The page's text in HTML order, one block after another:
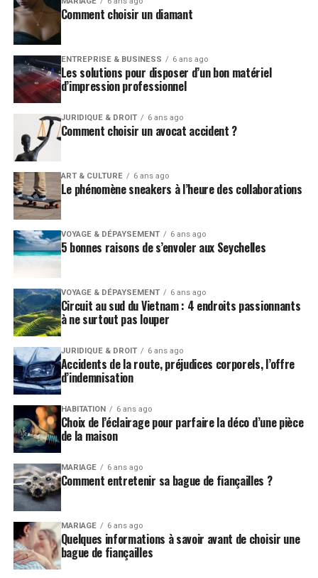
différentes selon le choix !
Les matériels et accessoires
incontournables pour être un vrai
clown !
Le costume et le maquillage ne suffisent pas pour
entrer dans la peau d’un vrai clown ! Il faut également
s’équiper, car le clown parfait ne s’en sépare jamais. On
peut notamment citer : la paire de bretelles, l’éventail,
la trompette, les boutons loufoques et sans oublier le
nœud papillon géant multicolore ! Et bien sûr on peut
également accompagner ses numéros de pitrerie avec
des parties de jonglage par exemple. Tout ça au son
d’une bonne musique (de préférence en accord avec le
thème du spectacle), qui apportera une merveilleuse
ambiance à l’animation. Et c’est encore mieux quand on
fait les fous à 2 ! Les enfants seront plus que ravis
d’assister aux spectacles qui les feront s’écrouler de rire.
Connu et adoré de tous, le clown fait un tabac partout
où il va ! Et maintenant qu’on a toutes les cartes en
mains pour endosser parfaitement le costume d’un
clown à la perfection, il est maintenant temps
d’inventer des numéros à mourir de rire !
Comment choisir un diamant
ENTREPRISE & BUSINESS 6 ans ago
Les solutions pour disposer d’un bon matériel
d’impression professionnel
JURIDIQUE & DROIT 6 ans ago
Comment choisir un avocat accident ?
ART & CULTURE 6 ans ago
Le phénomène sneakers à l’heure des collaborations
VOYAGE & DÉPAYSEMENT 6 ans ago
5 bonnes raisons de s’envoler aux Seychelles
VOYAGE & DÉPAYSEMENT 6 ans ago
Circuit au sud du Vietnam : 4 endroits passionnants
à ne surtout pas louper
JURIDIQUE & DROIT 6 ans ago
Accidents de la route, préjudices corporels, l’offre
d’indemnisation
HABITATION 6 ans ago
Choix de l’éclairage pour parfaire la déco d’une pièce
de la maison
MARIAGE 6 ans ago
Comment entretenir sa bague de fiançailles ?
MARIAGE 6 ans ago
Quelques informations à savoir avant de choisir une
bague de fiançailles